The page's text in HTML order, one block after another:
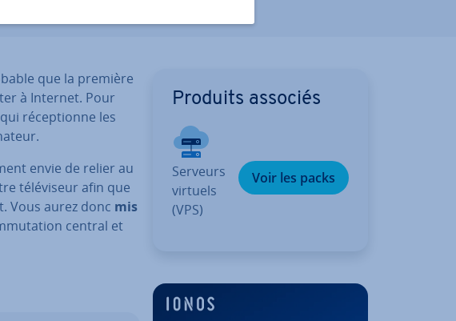
que la première
à Internet. Pour
ré­cep­tionne les
envie de relier au
té­lé­vi­seur afin que
Vous aurez donc mis
central et
Produits associés
Serveurs
virtuels
(VPS)
Voir les packs